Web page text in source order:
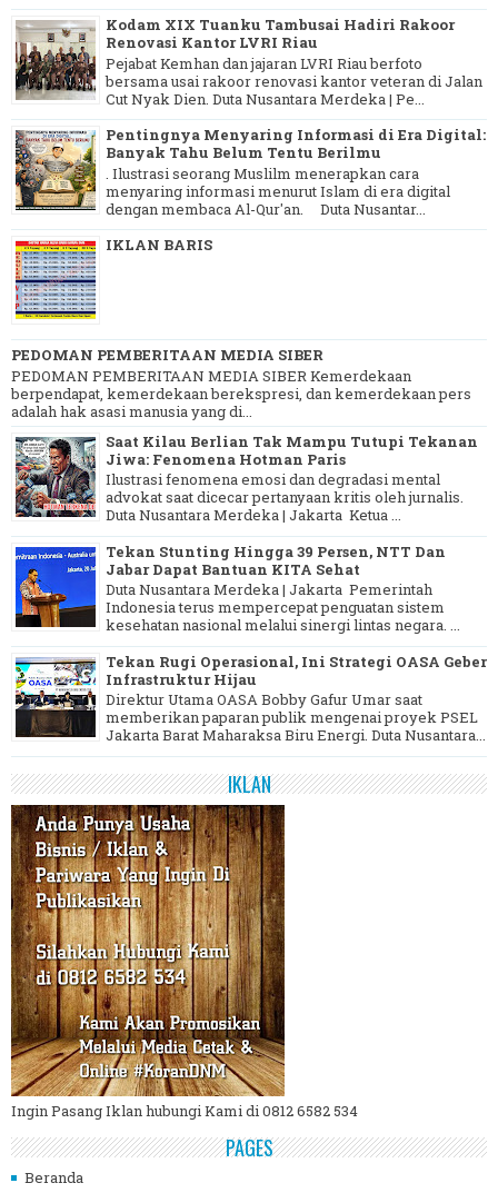
Kodam XIX Tuanku Tambusai Hadiri Rakoor
Renovasi Kantor LVRI Riau
Pejabat Kemhan dan jajaran LVRI Riau berfoto
bersama usai rakoor renovasi kantor veteran di Jalan
Cut Nyak Dien. Duta Nusantara Merdeka | Pe...
Pentingnya Menyaring Informasi di Era Digital:
Banyak Tahu Belum Tentu Berilmu
. Ilustrasi seorang Muslilm menerapkan cara
menyaring informasi menurut Islam di era digital
dengan membaca Al-Qur'an. Duta Nusantar...
IKLAN BARIS
PEDOMAN PEMBERITAAN MEDIA SIBER
PEDOMAN PEMBERITAAN MEDIA SIBER Kemerdekaan
berpendapat, kemerdekaan berekspresi, dan kemerdekaan pers
adalah hak asasi manusia yang di...
Saat Kilau Berlian Tak Mampu Tutupi Tekanan
Jiwa: Fenomena Hotman Paris
Ilustrasi fenomena emosi dan degradasi mental
advokat saat dicecar pertanyaan kritis oleh jurnalis.
Duta Nusantara Merdeka | Jakarta Ketua ...
Tekan Stunting Hingga 39 Persen, NTT Dan
Jabar Dapat Bantuan KITA Sehat
Duta Nusantara Merdeka | Jakarta Pemerintah
Indonesia terus mempercepat penguatan sistem
kesehatan nasional melalui sinergi lintas negara. ...
Tekan Rugi Operasional, Ini Strategi OASA Geber
Infrastruktur Hijau
Direktur Utama OASA Bobby Gafur Umar saat
memberikan paparan publik mengenai proyek PSEL
Jakarta Barat Maharaksa Biru Energi. Duta Nusantara...
IKLAN
Ingin Pasang Iklan hubungi Kami di 0812 6582 534
PAGES
Beranda